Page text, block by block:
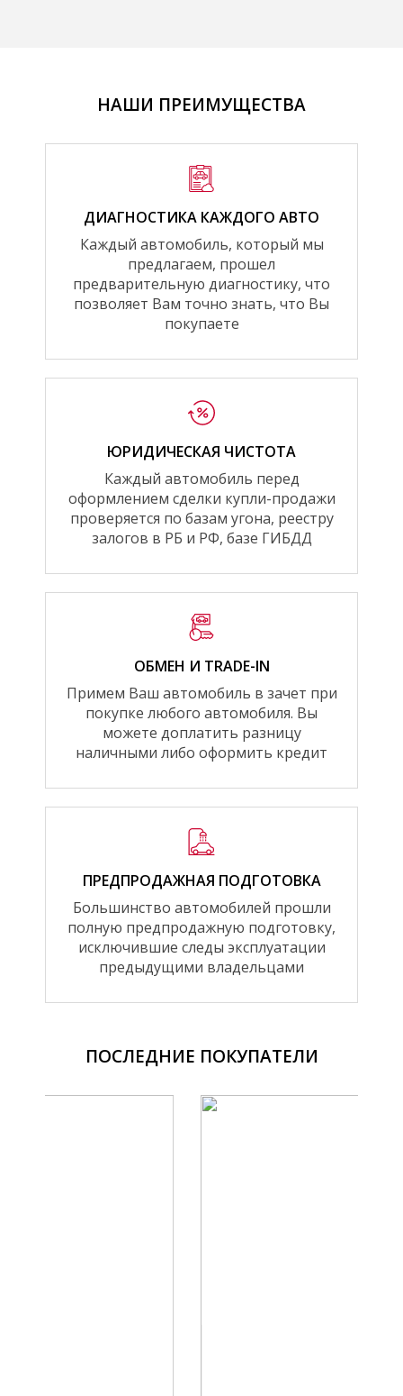
НАШИ ПРЕИМУЩЕСТВА
ДИАГНОСТИКА КАЖДОГО АВТО
Каждый автомобиль, который мы
предлагаем, прошел
предварительную диагностику, что
позволяет Вам точно знать, что Вы
покупаете
ЮРИДИЧЕСКАЯ ЧИСТОТА
Каждый автомобиль перед
оформлением сделки купли-продажи
проверяется по базам угона, реестру
залогов в РБ и РФ, базе ГИБДД
ОБМЕН И TRADE-IN
Примем Ваш автомобиль в зачет при
покупке любого автомобиля. Вы
можете доплатить разницу
наличными либо оформить кредит
ПРЕДПРОДАЖНАЯ ПОДГОТОВКА
Большинство автомобилей прошли
полную предпродажную подготовку,
исключившие следы эксплуатации
предыдущими владельцами
ПОСЛЕДНИЕ ПОКУПАТЕЛИ